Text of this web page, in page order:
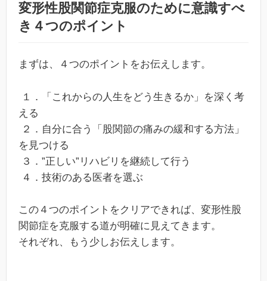
変形性股関節症克服のために意識すべ
き４つのポイント
まずは、４つのポイントをお伝えします。
１．「これからの人生をどう生きるか」を深く考
える
２．自分に合う「股関節の痛みの緩和する方法」
を見つける
３．”正しい”リハビリを継続して行う
４．技術のある医者を選ぶ
この４つのポイントをクリアできれば、変形性股
関節症を克服する道が明確に見えてきます。
それぞれ、もう少しお伝えします。